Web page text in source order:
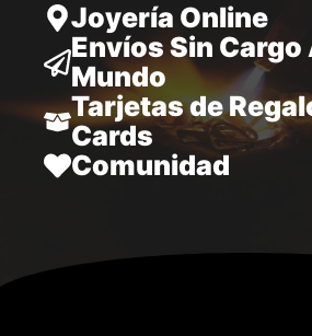
Joyería Online
Envíos Sin Cargo
Mundo
Tarjetas de
Cards
Comunidad